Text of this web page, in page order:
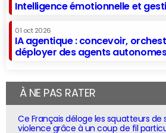
Intelligence émotionnelle et
01 oct 2026
IA agentique : concevoir,
déployer des agents
À NE PAS RATER
Ce Français déloge les squatteurs de
violence grâce à un coup de fil